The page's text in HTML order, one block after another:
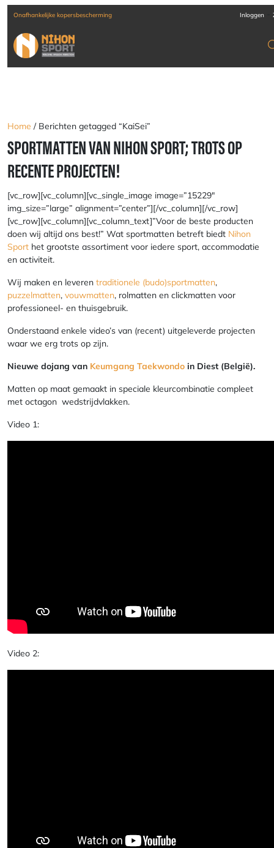
kopersbescherming Inloggen
Home / Berichten getagged “KaiSei”
SPORTMATTEN VAN NIHON SPORT; TROTS OP
RECENTE PROJECTEN!
[vc_row][vc_column][vc_single_image image=”15229″
img_size=”large” alignment=”center”][/vc_column][/vc_row]
[vc_row][vc_column][vc_column_text]”Voor de beste producten
doen wij altijd ons best!” Wat sportmatten betreft biedt Nihon
Sport het grootste assortiment voor iedere sport, accommodatie
en activiteit.
Wij maken en leveren traditionele (budo)sportmatten,
puzzelmatten, vouwmatten, rolmatten en clickmatten voor
professioneel- en thuisgebruik.
Onderstaand enkele video’s van (recent) uitgeleverde projecten
waar we erg trots op zijn.
Nieuwe dojang van Keumgang Taekwondo in Diest (België).
Matten op maat gemaakt in speciale kleurcombinatie compleet
met octagon wedstrijdvlakken.
Video 1:
Video 2: